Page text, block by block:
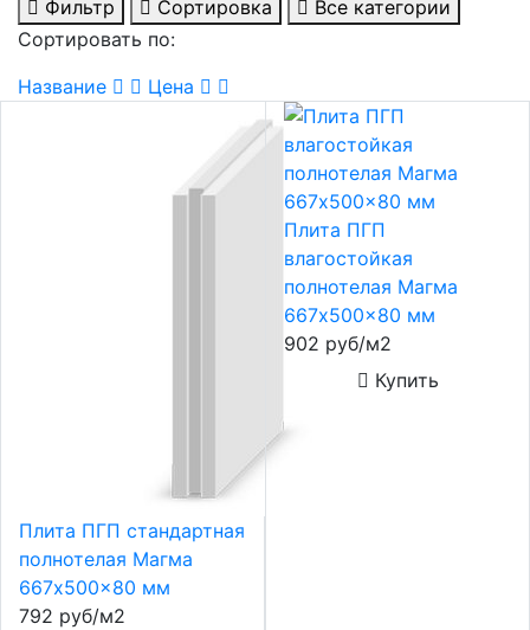
Фильтр Сортировка
Все категории
Сортировать по:
Название
Цена
Плита ПГП cтандартная
полнотелая Магма
667x500x80 мм
792 руб/м2
Плита ПГП
влагостойкая
полнотелая Магма
667x500x80 мм
902 руб/м2
Купить